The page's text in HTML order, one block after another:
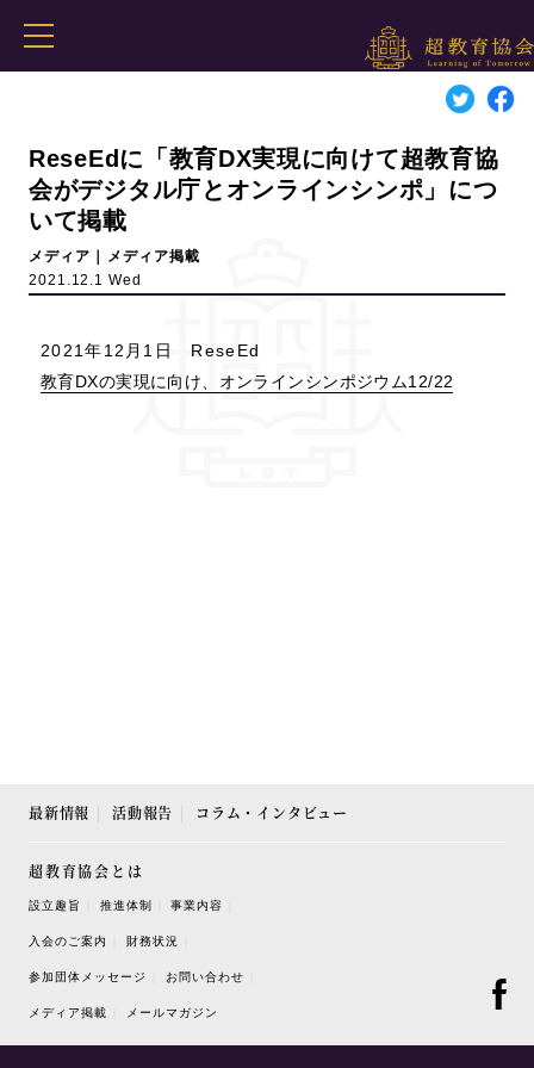
ReseEdに「教育DX実現に向けて超教育協
会がデジタル庁とオンラインシンポ」につ
いて掲載
メディア｜メディア掲載
2021.12.1 Wed
2021年12月1日 ReseEd
教育DXの実現に向け、オンラインシンポジウム12/22
最新情報 活動報告 コラム・インタビュー
超教育協会とは
設立趣旨 推進体制 事業内容
入会のご案内 財務状況
参加団体メッセージ お問い合わせ
メディア掲載 メールマガジン